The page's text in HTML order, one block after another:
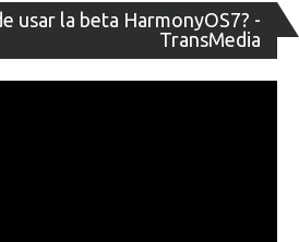
usar la beta HarmonyOS7? -
TransMedia
de